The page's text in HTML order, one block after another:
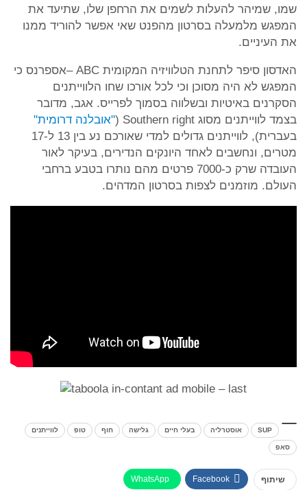
שמו, שמיהר להעלות לשמים את הרחפן שלו, שתיעד את
המפגש מלמעלה בסרטון מהפנט שאי אפשר להוריד ממנו
את העיניים.
האדסון סיפר לתחנת הטלוויזיה המקומית ABC –אספרנס כי
המפגש לא היה מסוכן וכי לכל אורכו שחו הלווייתנים
הסקרנים באיטיות ובשלווה בסמוך לפרייס. אגב, מדובר
בצמד לווייתנים מסוג Southern right (
"אובלנה דרומית"
בעברית), לווייתנים גדולים למדי שאורכם נע בין 13 ל-17
מטרים, ונחשבים לאחד היונקים הנדירים, בעיקר לאור
העובדה שרק כ-7000 פרטים מהם נותרו בטבע ברחבי
העולם. מוזמנים לצפות בסרטון המדהים.
SUP אוסטרליה בעלי חיים גלישה חוף טופ לווייתנים
סאפ
שיתוף Facebook
WhatsApp